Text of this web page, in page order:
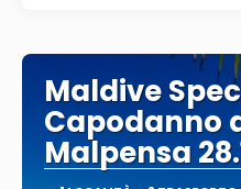
Maldive
Capodanno
Malpensa